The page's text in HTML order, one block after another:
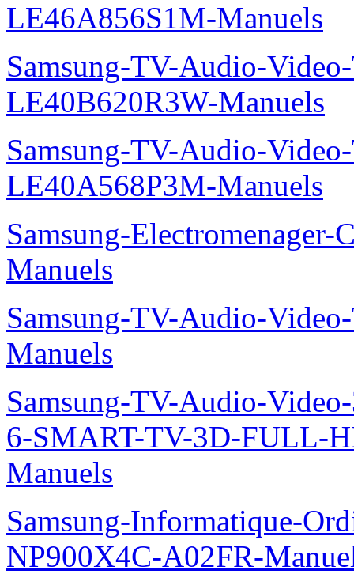
LE46A856S1M-Manuels
Samsung-TV-Audio-
LE40B620R3W-Manuels
Samsung-TV-Audio-
LE40A568P3M-Manuels
Samsung-
Manuels
Samsung-TV-Audio-
Manuels
Samsung-TV-Audio-
6-SMART-TV-3D-FULL-
Manuels
Samsung-Informatique-
NP900X4C-A02FR-